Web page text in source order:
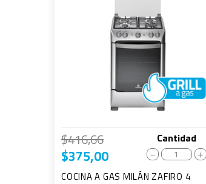
$416,66
$375,00
Cantidad
＋
－
COCINA A GAS MILÁN ZAFIRO 4